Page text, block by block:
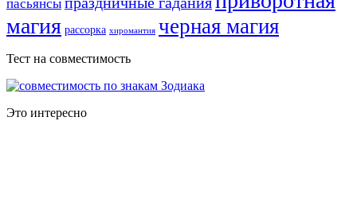
пасьянсы
магия рассорка хиромантия черная магия
Тест на совместимость
Это интересно